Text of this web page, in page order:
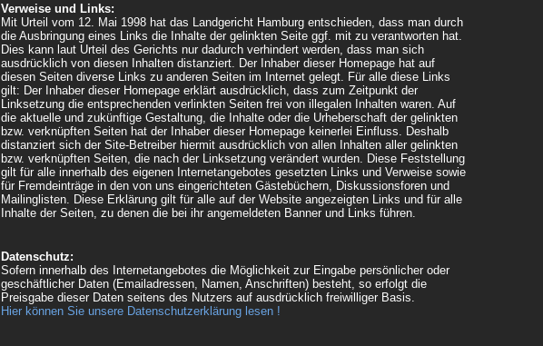
Verweise und Links:
Mit Urteil vom 12. Mai 1998 hat das Landgericht Hamburg entschieden, dass man durch
die Ausbringung eines Links die Inhalte der gelinkten Seite ggf. mit zu verantworten hat.
Dies kann laut Urteil des Gerichts nur dadurch verhindert werden, dass man sich
ausdrücklich von diesen Inhalten distanziert. Der Inhaber dieser Homepage hat auf
diesen Seiten diverse Links zu anderen Seiten im Internet gelegt. Für alle diese Links
gilt: Der Inhaber dieser Homepage erklärt ausdrücklich, dass zum Zeitpunkt der
Linksetzung die entsprechenden verlinkten Seiten frei von illegalen Inhalten waren. Auf
die aktuelle und zukünftige Gestaltung, die Inhalte oder die Urheberschaft der gelinkten
bzw. verknüpften Seiten hat der Inhaber dieser Homepage keinerlei Einfluss. Deshalb
distanziert sich der Site-Betreiber hiermit ausdrücklich von allen Inhalten aller gelinkten
bzw. verknüpften Seiten, die nach der Linksetzung verändert wurden. Diese Feststellung
gilt für alle innerhalb des eigenen Internetangebotes gesetzten Links und Verweise sowie
für Fremdeinträge in den von uns eingerichteten Gästebüchern, Diskussionsforen und
Mailinglisten. Diese Erklärung gilt für alle auf der Website angezeigten Links und für alle
Inhalte der Seiten, zu denen die bei ihr angemeldeten Banner und Links führen.
Datenschutz:
Sofern innerhalb des Internetangebotes die Möglichkeit zur Eingabe persönlicher oder
geschäftlicher Daten (Emailadressen, Namen, Anschriften) besteht, so erfolgt die
Preisgabe dieser Daten seitens des Nutzers auf ausdrücklich freiwilliger Basis.
Hier können Sie unsere Datenschutzerklärung lesen !